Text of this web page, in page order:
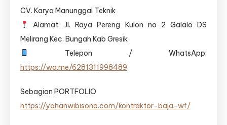
CV. Karya Manunggal Teknik
Alamat: Jl. Raya Pereng Kulon no 2 Galalo DS
Melirang Kec. Bungah Kab Gresik
Telepon / WhatsApp:
https://wa.me/6281311998489
Sebagian PORTFOLIO
https://yohanwibisono.com/kontraktor-baja-wf/